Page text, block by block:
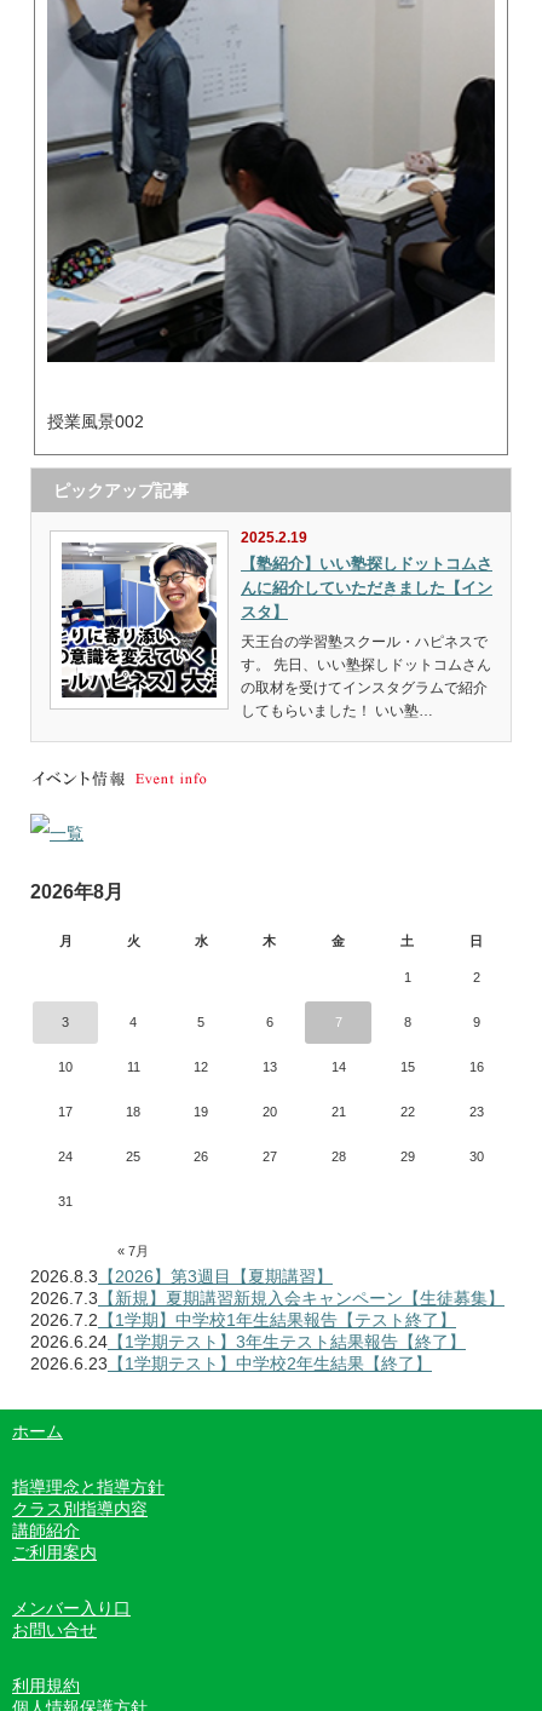
授業風景002
ピックアップ記事
2025.2.19
【塾紹介】いい塾探しドットコムさ
んに紹介していただきました【イン
スタ】
天王台の学習塾スクール・ハピネスで
す。 先日、いい塾探しドットコムさん
の取材を受けてインスタグラムで紹介
してもらいました！ いい塾…
2026年8月
月 火 水 木 金 土 日
« 7月
1 2
3 4 5 6 7 8 9
10 11 12 13 14 15 16
17 18 19 20 21 22 23
24 25 26 27 28 29 30
31
2026.8.3 【2026】第3週目【夏期講習】
2026.7.3 【新規】夏期講習新規入会キャンペーン【生徒募集】
2026.7.2 【1学期】中学校1年生結果報告【テスト終了】
2026.6.24 【1学期テスト】3年生テスト結果報告【終了】
2026.6.23 【1学期テスト】中学校2年生結果【終了】
ホーム
指導理念と指導方針
クラス別指導内容
講師紹介
ご利用案内
メンバー入り口
お問い合せ
利用規約